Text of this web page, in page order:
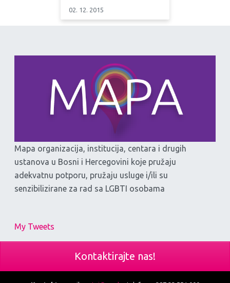
02. 12. 2015
Mapa organizacija, institucija, centara i drugih
ustanova u Bosni i Hercegovini koje pružaju
adekvatnu potporu, pružaju usluge i/ili su
senzibilizirane za rad sa LGBTI osobama
My Tweets
Kontaktirajte nas!